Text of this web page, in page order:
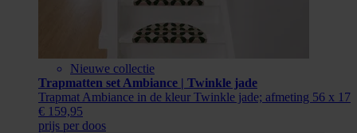
Nieuwe collectie
Trapmatten set Ambiance | Twinkle jade
Trapmat Ambiance in de kleur Twinkle jade; afmeting 56 x 17
€ 159,95
prijs per doos